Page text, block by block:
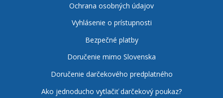
Ochrana osobných údajov
Vyhlásenie o prístupnosti
Bezpečné platby
Doručenie mimo Slovenska
Doručenie darčekového predplatného
Ako jednoducho vytlačiť darčekový poukaz?